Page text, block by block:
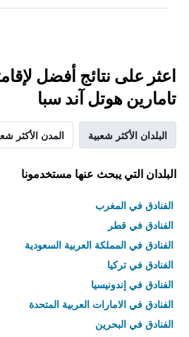
اعثر على نتائج أفضل
تامارين هوتل آند سبا
البلدان الأكثر شعبية المدن الأكثر
البلدان التي يبحث عنها مستخدمونا
الفنادق في المغرب
الفنادق في قطر
الفنادق في المملكة العربية السعودية
الفنادق في تركيا
الفنادق في إندونيسيا
الفنادق في الامارات العربية المتحدة
الفنادق في البحرين